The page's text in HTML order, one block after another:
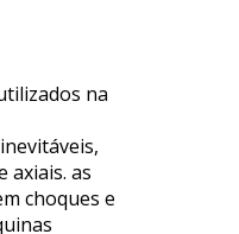
na
axiais. as
choques e